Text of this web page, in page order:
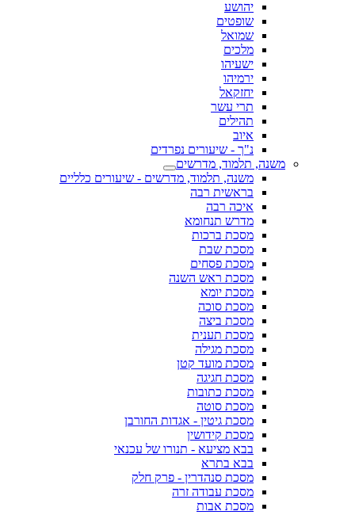
יהושע
שופטים
שמואל
מלכים
ישעיהו
ירמיהו
יחזקאל
תרי עשר
תהילים
איוב
נ"ך - שיעורים נפרדים
משנה, תלמוד, מדרשים
משנה, תלמוד, מדרשים - שיעורים כלליים
בראשית רבה
איכה רבה
מדרש תנחומא
מסכת ברכות
מסכת שבת
מסכת פסחים
מסכת ראש השנה
מסכת יומא
מסכת סוכה
מסכת ביצה
מסכת תענית
מסכת מגילה
מסכת מועד קטן
מסכת חגיגה
מסכת כתובות
מסכת סוטה
מסכת גיטין - אגדות החורבן
מסכת קידושין
בבא מציעא - תנורו של עכנאי
בבא בתרא
מסכת סנהדרין - פרק חלק
מסכת עבודה זרה
מסכת אבות